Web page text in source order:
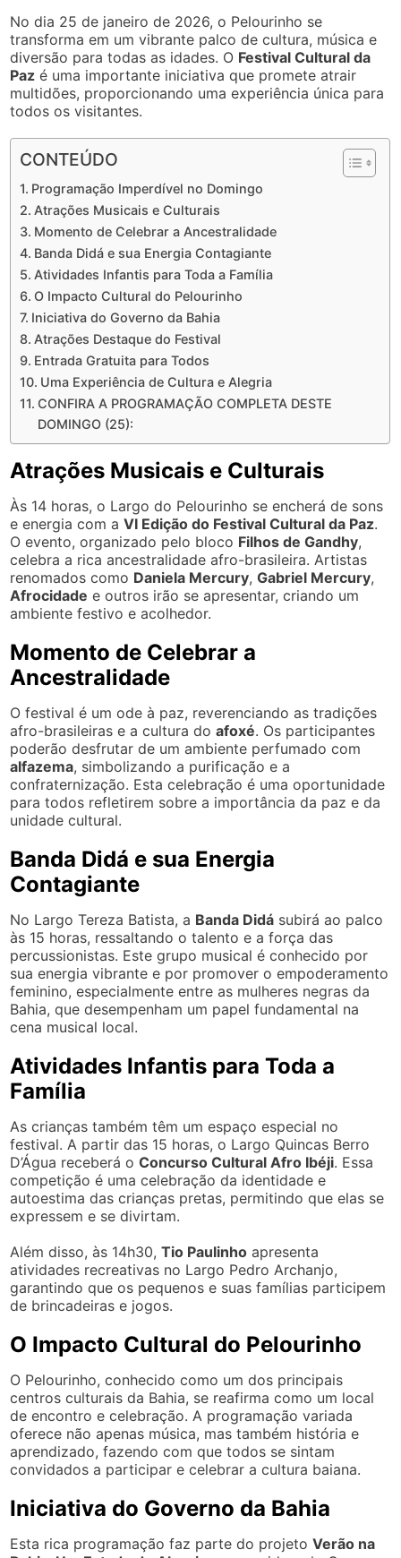
No dia 25 de janeiro de 2026, o Pelourinho se
transforma em um vibrante palco de cultura, música e
diversão para todas as idades. O Festival Cultural da
Paz é uma importante iniciativa que promete atrair
multidões, proporcionando uma experiência única para
todos os visitantes.
CONTEÚDO
Programação Imperdível no Domingo
Atrações Musicais e Culturais
Momento de Celebrar a Ancestralidade
Banda Didá e sua Energia Contagiante
Atividades Infantis para Toda a Família
O Impacto Cultural do Pelourinho
Iniciativa do Governo da Bahia
Atrações Destaque do Festival
Entrada Gratuita para Todos
Uma Experiência de Cultura e Alegria
CONFIRA A PROGRAMAÇÃO COMPLETA DESTE
DOMINGO (25):
Atrações Musicais e Culturais
Às 14 horas, o Largo do Pelourinho se encherá de sons
e energia com aVI Edição do Festival Cultural da Paz.
O evento, organizado pelo bloco Filhos de Gandhy,
celebra a rica ancestralidade afro-brasileira. Artistas
renomados como Daniela Mercury,Gabriel Mercury,
Afrocidade e outros irão se apresentar, criando um
ambiente festivo e acolhedor.
Momento de Celebrar a
Ancestralidade
O festival é um ode à paz, reverenciando as tradições
afro-brasileiras e a cultura doafoxé. Os participantes
poderão desfrutar de um ambiente perfumado com
alfazema, simbolizando a purificação e a
confraternização. Esta celebração é uma oportunidade
para todos refletirem sobre a importância da paz e da
unidade cultural.
Banda Didá e sua Energia
Contagiante
No Largo Tereza Batista, a Banda Didá subirá ao palco
às 15 horas, ressaltando o talento e a força das
percussionistas. Este grupo musical é conhecido por
sua energia vibrante e por promover o empoderamento
feminino, especialmente entre as mulheres negras da
Bahia, que desempenham um papel fundamental na
cena musical local.
Atividades Infantis para Toda a
Família
As crianças também têm um espaço especial no
festival. A partir das 15 horas, o Largo Quincas Berro
D’Água receberá oConcurso Cultural Afro Ibéji. Essa
competição é uma celebração da identidade e
autoestima das crianças pretas, permitindo que elas se
expressem e se divirtam.
Além disso, às 14h30,Tio Paulinho apresenta
atividades recreativas no Largo Pedro Archanjo,
garantindo que os pequenos e suas famílias participem
de brincadeiras e jogos.
O Impacto Cultural do Pelourinho
O Pelourinho, conhecido como um dos principais
centros culturais da Bahia, se reafirma como um local
de encontro e celebração. A programação variada
oferece não apenas música, mas também história e
aprendizado, fazendo com que todos se sintam
convidados a participar e celebrar a cultura baiana.
Iniciativa do Governo da Bahia
Esta rica programação faz parte do projetoVerão na